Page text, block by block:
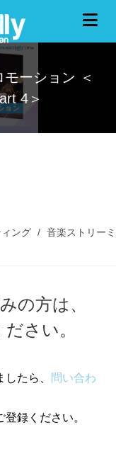
ーション ＜
4＞
ング / 音楽ストリーミ
の方は、
さい。
たら、
問い合わ
登録ください。